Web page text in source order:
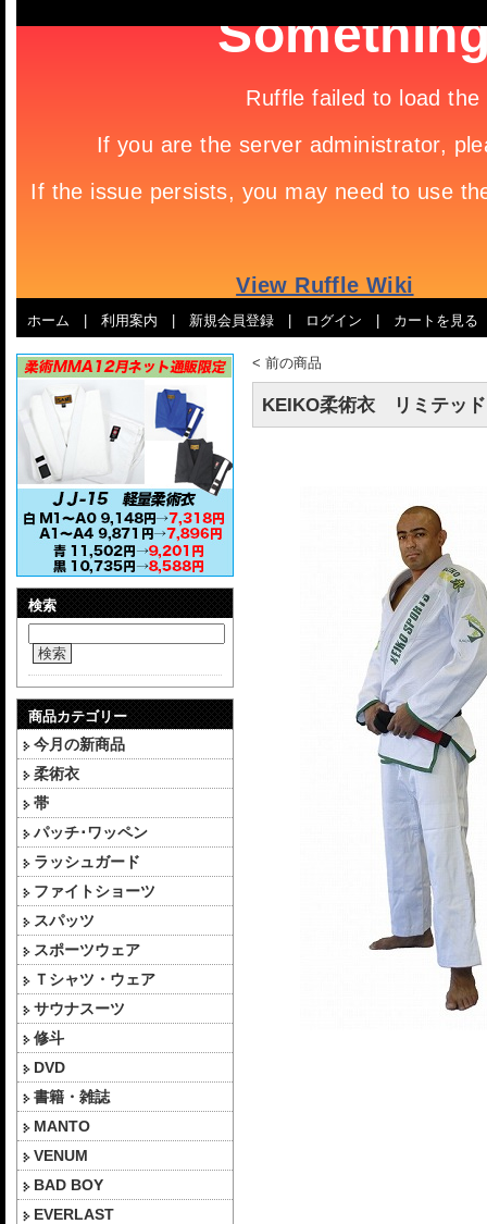
ホーム 利用案内 新規会員登録 ログイン カートを見る
検索
検索
商品カテゴリー
今月の新商品
柔術衣
帯
パッチ･ワッペン
ラッシュガード
ファイトショーツ
スパッツ
スポーツウェア
Ｔシャツ・ウェア
サウナスーツ
修斗
DVD
書籍・雑誌
MANTO
VENUM
BAD BOY
EVERLAST
< 前の商品
KEIKO柔術衣 リミテッ